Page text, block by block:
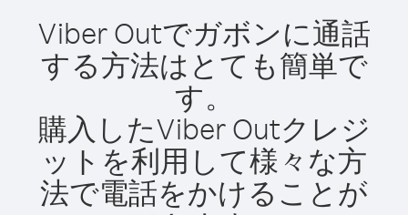
Viber Outでガボンに通話
する方法はとても簡単で
す。
購入したViber Outクレジ
ットを利用して様々な方
法で電話をかけることが